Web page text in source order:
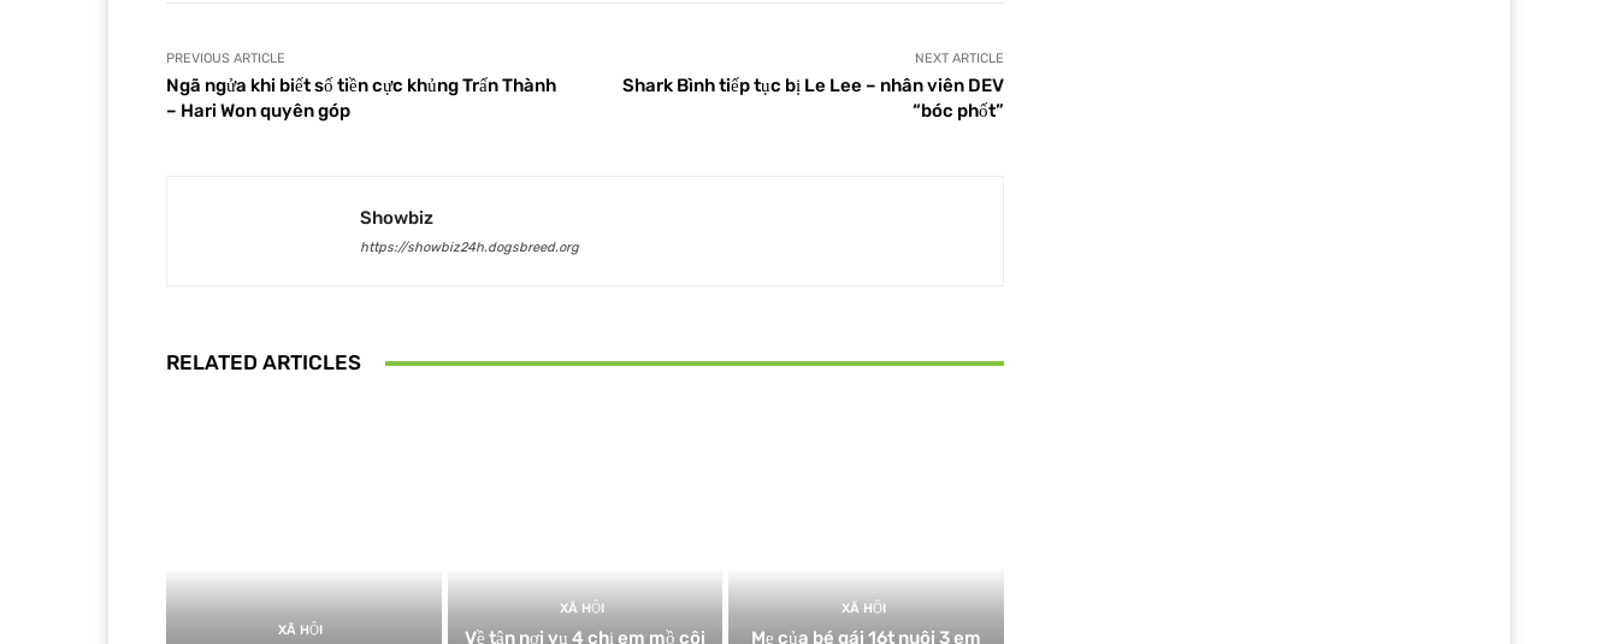
PREVIOUS ARTICLE
Ngã ngửa khi biết số tiền cực khủng Trấn Thành
– Hari Won quyên góp
NEXT ARTICLE
Shark Bình tiếp tục bị Le Lee – nhân viên DEV
“bóc phốt”
Showbiz
https://showbiz24h.dogsbreed.org
RELATED ARTICLES
XÃ HỘI
XÃ HỘI
Về tận nơi vụ 4 chị em mồ côi
XÃ HỘI
Mẹ của bé gái 16t nuôi 3 em